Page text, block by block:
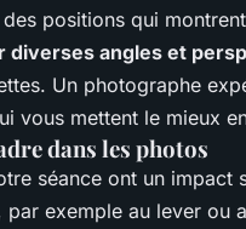
positions qui
diverses angles et
Un photographe
vous mettent le mieux
dans les photos
séance ont un
par exemple au lever ou